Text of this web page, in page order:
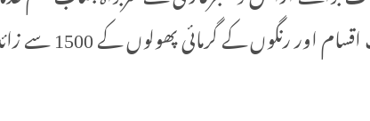
نے مختلف